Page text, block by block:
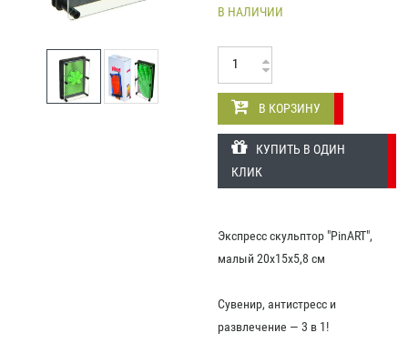
В НАЛИЧИИ
В КОРЗИНУ
КУПИТЬ В ОДИН
КЛИК
Экспресс скульптор "PinART",
малый 20х15х5,8 см
Сувенир, антистресс и
развлечение — 3 в 1!